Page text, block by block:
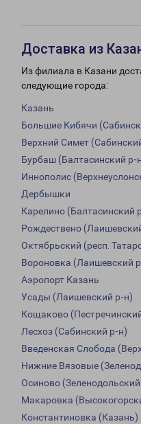
Доставка из
Из филиала в Казани
следующие города:
Казань
Большие Кибячи
Верхний Симет
Бурбаш (Балтасинский р-
Иннополис
Дербышки
Карелино (Балтасинский
Рождествено
Октябрьский (респ.
Вороновка (Лаишевский
Аэропорт Казань
Усады (Лаишевский р-н)
Кощаково
Лесхоз (Сабинский р-н)
Введенская Слобода
Нижние Вязовые
Осиново
Макаровка
Константиновка (Казань)